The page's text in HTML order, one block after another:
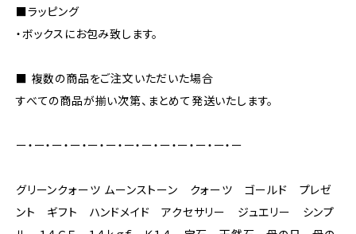
■ラッピング
・ボックスにお包み致します。
■ 複数の商品をご注文いただいた場合
すべての商品が揃い次第、まとめて発送いたします。
ー・ー・ー・ー・ー・ー・ー・ー・ー・ー・ー・ー・ー
グリーンクォーツ ムーンストーン クォーツ ゴールド プレゼ
ント ギフト ハンドメイド アクセサリー ジュエリー シンプ